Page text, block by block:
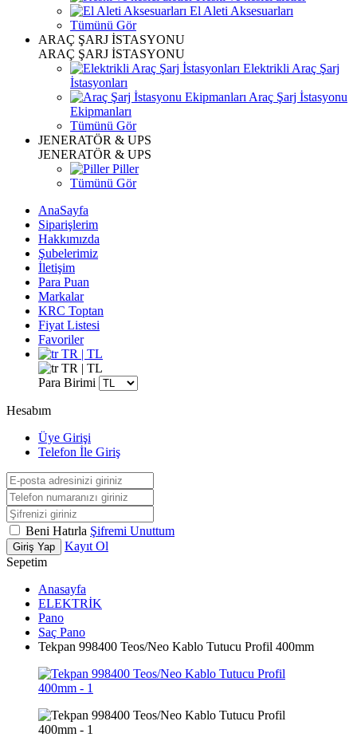
El Aleti Aksesuarları
Tümünü Gör
ARAÇ ŞARJ İSTASYONU
ARAÇ ŞARJ İSTASYONU
Elektrikli Araç Şarj
İstasyonları
Araç Şarj İstasyonu
Ekipmanları
Tümünü Gör
JENERATÖR & UPS
JENERATÖR & UPS
Piller
Tümünü Gör
AnaSayfa
Siparişlerim
Hakkımızda
Şubelerimiz
İletişim
Para Puan
Markalar
KRC Toptan
Fiyat Listesi
Favoriler
TR | TL
TR | TL
Para Birimi
Hesabım
Üye Girişi
Telefon İle Giriş
Beni Hatırla Şifremi Unuttum
Giriş Yap
Kayıt Ol
Sepetim
Anasayfa
ELEKTRİK
Pano
Saç Pano
Tekpan 998400 Teos/Neo Kablo Tutucu Profil 400mm